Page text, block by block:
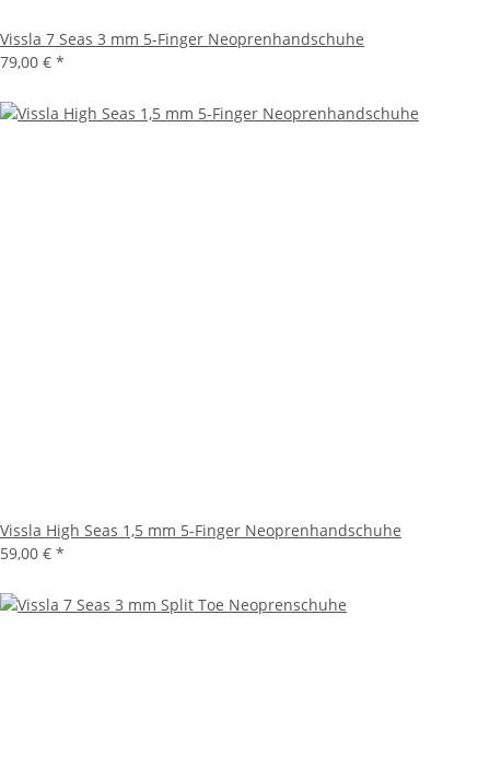
Vissla 7 Seas 3 mm 5-Finger Neoprenhandschuhe
79,00 € *
Vissla High Seas 1,5 mm 5-Finger Neoprenhandschuhe
59,00 € *